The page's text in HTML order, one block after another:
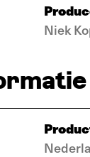
Niek